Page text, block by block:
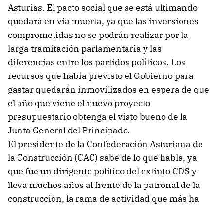
Asturias. El pacto social que se está ultimando
quedará en vía muerta, ya que las inversiones
comprometidas no se podrán realizar por la
larga tramitación parlamentaria y las
diferencias entre los partidos políticos. Los
recursos que había previsto el Gobierno para
gastar quedarán inmovilizados en espera de que
el año que viene el nuevo proyecto
presupuestario obtenga el visto bueno de la
Junta General del Principado.
El presidente de la Confederación Asturiana de
la Construcción (CAC) sabe de lo que habla, ya
que fue un dirigente político del extinto CDS y
lleva muchos años al frente de la patronal de la
construcción, la rama de actividad que más ha